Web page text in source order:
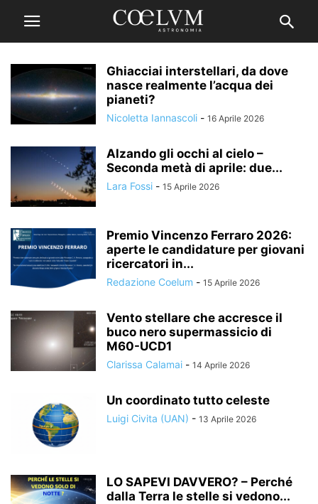
Ghiacciai interstellari, da dove
nasce realmente l’acqua dei
pianeti?
Nicoletta Iannascoli - 16 Aprile 2026
Alzando gli occhi al cielo –
Seconda metà di aprile: due...
Lara Fossi - 15 Aprile 2026
Premio Vincenzo Ferraro 2026:
aperte le candidature per giovani
ricercatori in...
Redazione Coelum - 15 Aprile 2026
Vento stellare che accresce il
buco nero supermassicio di
M60-UCD1
Clarissa Calamai - 14 Aprile 2026
Un coordinato tutto celeste
Luigi Civita (UAN) - 13 Aprile 2026
LO SAPEVI DAVVERO? – Perché
dalla Terra le stelle si vedono...